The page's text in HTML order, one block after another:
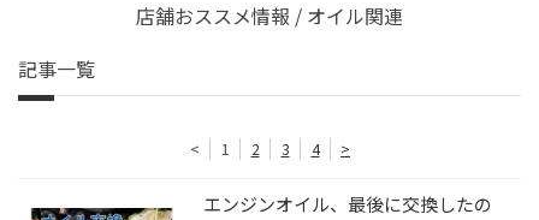
店舗おススメ情報 / オイル関連
記事一覧
< 1 2 3 4 >
エンジンオイル、最後に交換したの